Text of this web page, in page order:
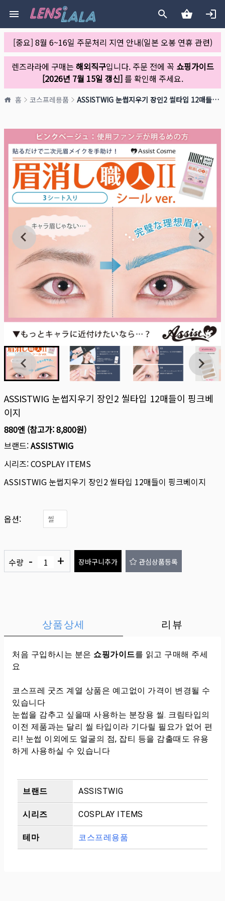
[중요] 8월 6~16일 주문처리 지연 안내(일본 오봉 연휴 관련)
렌즈라라에 구매는 해외직구입니다. 주문 전에 꼭 쇼핑가이드
[2026년 7월 15일 갱신]를 확인해 주세요.
홈 코스프레용품 ASSISTWIG 눈썹지우기 장인2 씰타입 12매들이 핑크베이지
ASSISTWIG 눈썹지우기 장인2 씰타입 12매들이 핑크베
이지
880엔 (참고가:8,800원)
브랜드:ASSISTWIG
시리즈:COSPLAY ITEMS
ASSISTWIG 눈썹지우기 장인2 씰타입 12매들이 핑크베이지
옵션: 씰
수량 - + 장바구니추가 관심상품등록
상품상세 리뷰
처음 구입하시는 분은 쇼핑가이드를 읽고 구매해 주세
요
코스프레 굿즈 계열 상품은 예고없이 가격이 변경될 수
있습니다
눈썹을 감추고 싶을때 사용하는 분장용 씰. 크림타입의
이전 제품과는 달리 씰 타입이라 기다릴 필요가 없어 편
리! 눈썹 이외에도 얼굴의 점, 잡티 등을 감출때도 유용
하게 사용하실 수 있습니다
브랜드 ASSISTWIG
시리즈 COSPLAY ITEMS
테마 코스프레용품